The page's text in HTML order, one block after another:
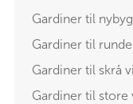
Gardiner til nybyg
Gardiner til
Gardiner til skrå
Gardiner til store